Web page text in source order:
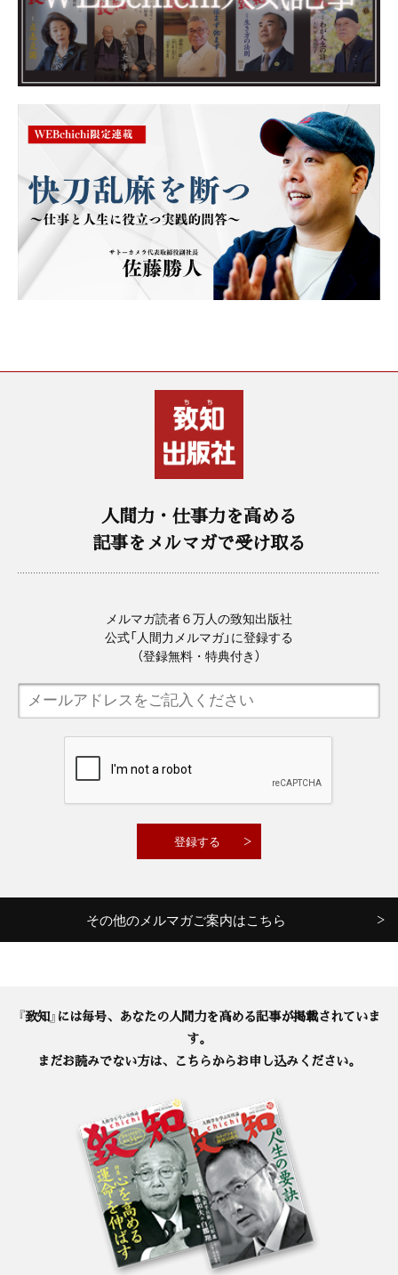
人間力・仕事力を高める
記事をメルマガで受け取る
メルマガ読者６万人の致知出版社
公式「人間力メルマガ」に登録する
（登録無料・特典付き）
その他のメルマガご案内はこちら
『致知』には毎号、あなたの人間力を高める記事が掲載されていま
す。
まだお読みでない方は、こちらからお申し込みください。